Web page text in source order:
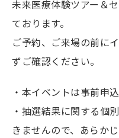
未来医療体験ツアー＆
ております。
ご予約、ご来場の前に
ずご確認ください。
・本イベントは事前申
・抽選結果に関する個
きませんので、あらか